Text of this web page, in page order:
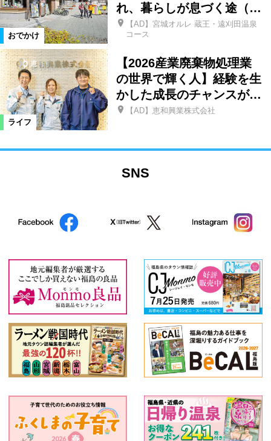
おでかけ
れ、暮らしが息づく途（…
【AD】宮城オルレ 蔵王・遠刈田温泉
コース
ライフ
【2026産業廃棄物処理業
の世界で輝く人】経験を生
かした成長のチャンスが…
【AD】恵和興業株式会社
SNS